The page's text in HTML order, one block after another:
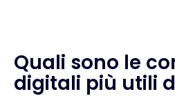
Quali sono le
digitali più utili